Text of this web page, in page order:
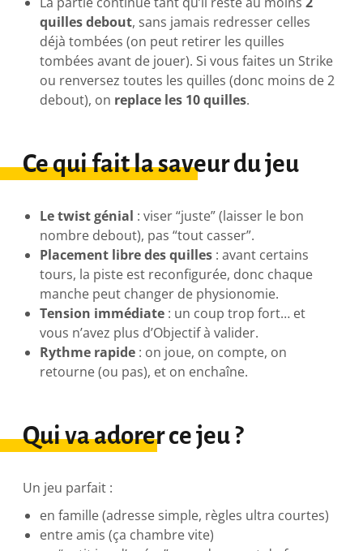
quilles debout, sans jamais redresser celles
déjà tombées (on peut retirer les quilles
tombées avant de jouer). Si vous faites un Strike
ou renversez toutes les quilles (donc moins de 2
debout), on replace les 10 quilles.
Ce qui fait la saveur du jeu
Le twist génial : viser “juste” (laisser le bon
nombre debout), pas “tout casser”.
Placement libre des quilles: avant certains
tours, la piste est reconfigurée, donc chaque
manche peut changer de physionomie.
Tension immédiate: un coup trop fort… et
vous n’avez plus d’Objectif à valider.
Rythme rapide: on joue, on compte, on
retourne (ou pas), et on enchaîne.
Qui va adorer ce jeu ?
Un jeu parfait :
en famille (adresse simple, règles ultra courtes)
entre amis (ça chambre vite)